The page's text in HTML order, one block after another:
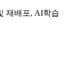
재배포, AI학습